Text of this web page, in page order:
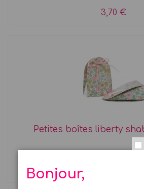
Bonjour,
3,70 €
Petites boîtes liberty